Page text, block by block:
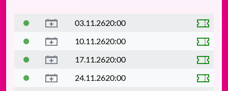
03.11.2620:00
10.11.2620:00
17.11.2620:00
24.11.2620:00